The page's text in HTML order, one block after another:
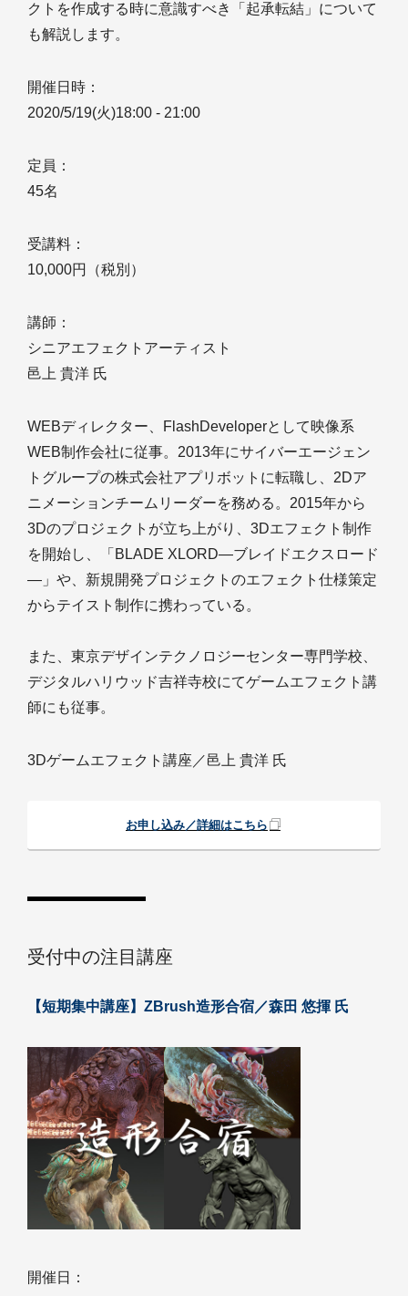
クトを作成する時に意識すべき「起承転結」について
も解説します。
開催日時：
2020/5/19(火)18:00 - 21:00
定員：
45名
受講料：
10,000円（税別）
講師：
シニアエフェクトアーティスト
邑上 貴洋 氏
WEBディレクター、FlashDeveloperとして映像系
WEB制作会社に従事。2013年にサイバーエージェン
トグループの株式会社アプリボットに転職し、2Dア
ニメーションチームリーダーを務める。2015年から
3Dのプロジェクトが立ち上がり、3Dエフェクト制作
を開始し、「BLADE XLORD―ブレイドエクスロード
―」や、新規開発プロジェクトのエフェクト仕様策定
からテイスト制作に携わっている。
また、東京デザインテクノロジーセンター専門学校、
デジタルハリウッド吉祥寺校にてゲームエフェクト講
師にも従事。
3Dゲームエフェクト講座／邑上 貴洋 氏
お申し込み／詳細はこちら
受付中の注目講座
【短期集中講座】ZBrush造形合宿／森田 悠揮 氏
開催日：